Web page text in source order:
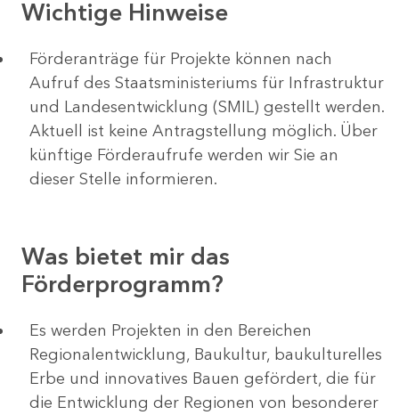
Wichtige Hinweise
Förderanträge für Projekte können nach
Aufruf des Staatsministeriums für Infrastruktur
und Landesentwicklung (SMIL) gestellt werden.
Aktuell ist keine Antragstellung möglich. Über
künftige Förderaufrufe werden wir Sie an
dieser Stelle informieren.
Was bietet mir das
Förderprogramm?
Es werden Projekten in den Bereichen
Regionalentwicklung, Baukultur, baukulturelles
Erbe und innovatives Bauen gefördert, die für
die Entwicklung der Regionen von besonderer